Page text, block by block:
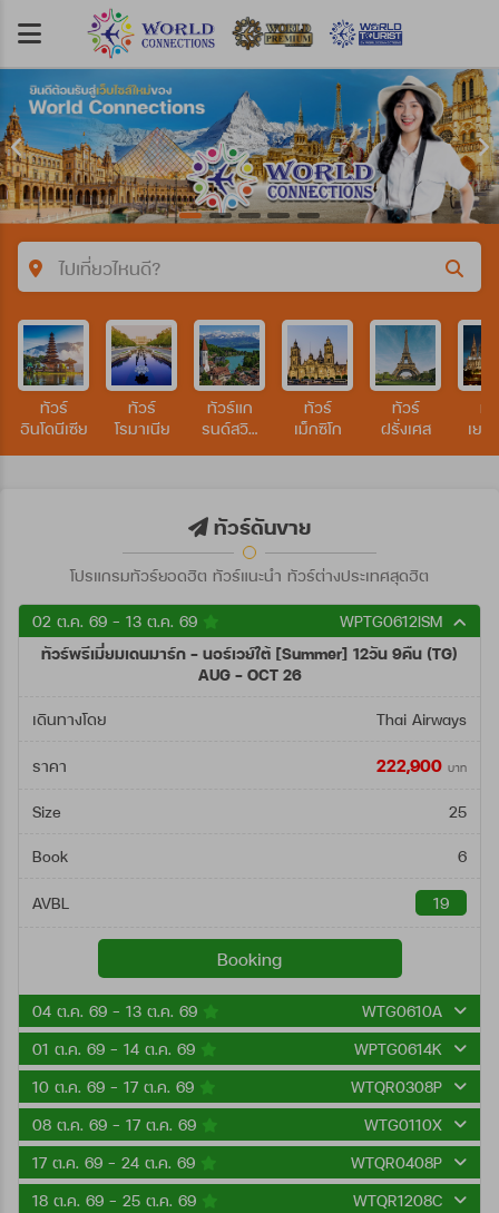
ไปเที่ยวไหนดี?
คำค้นหา/รหัสทัวร์
ประเทศ
ถึงวันที่
ค้นหา
ทัวร์
อินโดนีเซีย
ทัวร์
โรมาเนีย
ทัวร์แก
รนด์สวิต
ทัวร์
เม็กซิโก
ทัวร์
ฝรั่งเศส
ทั
เยอ
ทัวร์ดันขาย
โปรแกรมทัวร์ยอดฮิต ทัวร์แนะนำ ทัวร์ต่างประเทศสุดฮิต
02 ต.ค. 69 - 13 ต.ค. 69
WPTG0612ISM
ทัวร์พรีเมี่ยมเดนมาร์ก - นอร์เวย์ใต้ [Summer] 12วัน 9คืน (TG)
AUG - OCT 26
เดินทางโดย Thai Airways
ราคา 222,900 บาท
Size 25
Book 6
AVBL 19
Booking
04 ต.ค. 69 - 13 ต.ค. 69
WTG0610A
01 ต.ค. 69 - 14 ต.ค. 69
WPTG0614K
10 ต.ค. 69 - 17 ต.ค. 69
WTQR0308P
08 ต.ค. 69 - 17 ต.ค. 69
WTG0110X
17 ต.ค. 69 - 24 ต.ค. 69
WTQR0408P
18 ต.ค. 69 - 25 ต.ค. 69
WTQR1208C